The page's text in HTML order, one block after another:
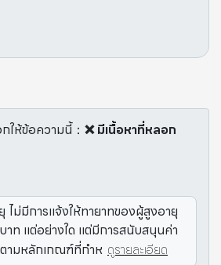
กให้ข้อความนี้： ❌ มีเนื้อหาที่หลอก
ไม่มีการแจ้งให้ทายาทของผู้สูงอายุ
าท แต่อย่างใด แต่มีการสนับสนุนค่า
ามหลักเกณฑ์ที่กำห ดูรายละเอียด